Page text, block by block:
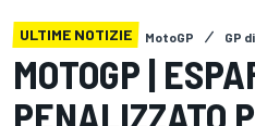
ULTIME NOTIZIE MotoGP GP
MOTOGP |
PENALIZZATO